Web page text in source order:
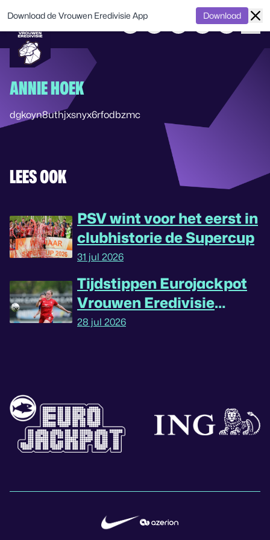
ANNIE HOEK
dgkoyn8uthjxsnyx6rfodbzmc
LEES OOK
PSV wint voor het eerst in
clubhistorie de Supercup
31 jul 2026
Tijdstippen Eurojackpot
Vrouwen Eredivisie
omgedraaid
28 jul 2026
Download de Vrouwen Eredivisie App Download